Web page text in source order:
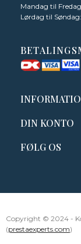
Mandag til
Lørdag til
DIN KONTO
FØLG OS
Copyright © 2024 -
(prestaexperts.com)